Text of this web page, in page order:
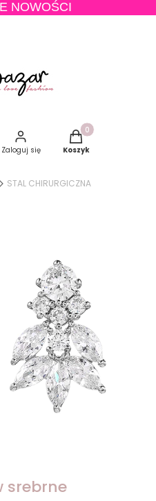
NOWOŚCI
Zaloguj się
Produkty w
Koszyk
STAL CHIRURGICZNA
srebrne